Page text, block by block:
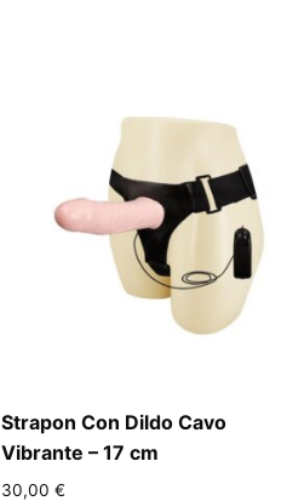
Strapon Con Dildo Cavo
Vibrante – 17 cm
30,00 €